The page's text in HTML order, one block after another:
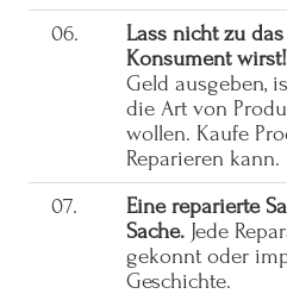
06.
Lass nicht zu
Konsument wirst!
Geld ausgeben,
die Art von
wollen. Kaufe
Reparieren kann.
07.
Eine reparierte
Sache. Jede
gekonnt oder
Geschichte.